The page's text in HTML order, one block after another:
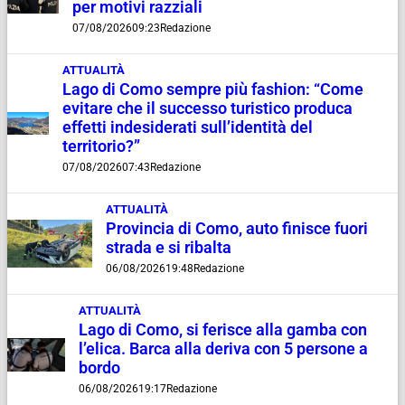
per motivi razziali
07/08/202609:23 Redazione
ATTUALITÀ
Lago di Como sempre più fashion: “Come
evitare che il successo turistico produca
effetti indesiderati sull’identità del
territorio?”
07/08/202607:43 Redazione
ATTUALITÀ
Provincia di Como, auto finisce fuori
strada e si ribalta
06/08/202619:48 Redazione
ATTUALITÀ
Lago di Como, si ferisce alla gamba con
l’elica. Barca alla deriva con 5 persone a
bordo
06/08/202619:17Redazione